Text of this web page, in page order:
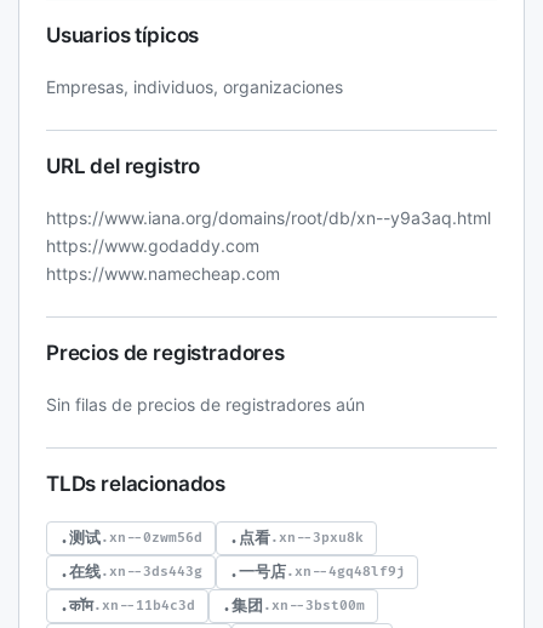
Usuarios típicos
Empresas, individuos, organizaciones
URL del registro
https://www.iana.org/domains/root/db/xn--y9a3aq.html
https://www.godaddy.com
https://www.namecheap.com
Precios de registradores
Sin filas de precios de registradores aún
TLDs relacionados
.测试.xn--0zwm56d .点看.xn--3pxu8k
.在线.xn--3ds443g .一号店.xn--4gq48lf9j
.कॉम.xn--11b4c3d .集团 .xn--3bst00m